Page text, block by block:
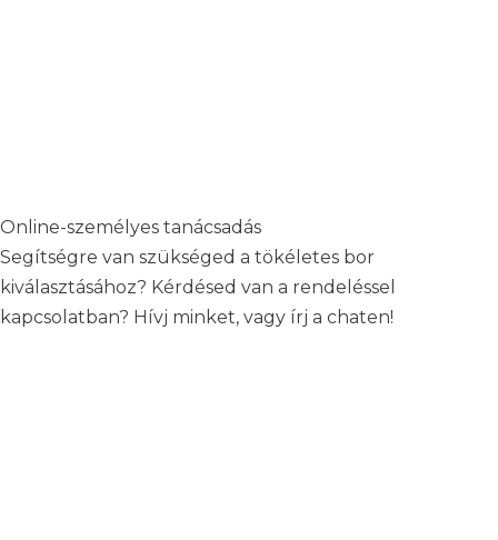
Online-személyes tanácsadás
Segítségre van szükséged a tökéletes bor
kiválasztásához? Kérdésed van a rendeléssel
kapcsolatban? Hívj minket, vagy írj a chaten!